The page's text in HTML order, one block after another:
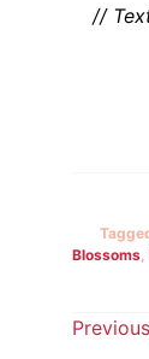
//
Blossoms